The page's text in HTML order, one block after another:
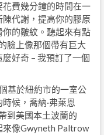
費幾分鐘的時間在一
代謝，提高你的膠原
的皺紋。聽起來有點
臉上像那個帶有巨大
好奇 – 我預訂了一個
基於紐約市的一室公
候，喬納·弗萊恩
到美國本土波蘭的
來像Gwyneth Paltrow